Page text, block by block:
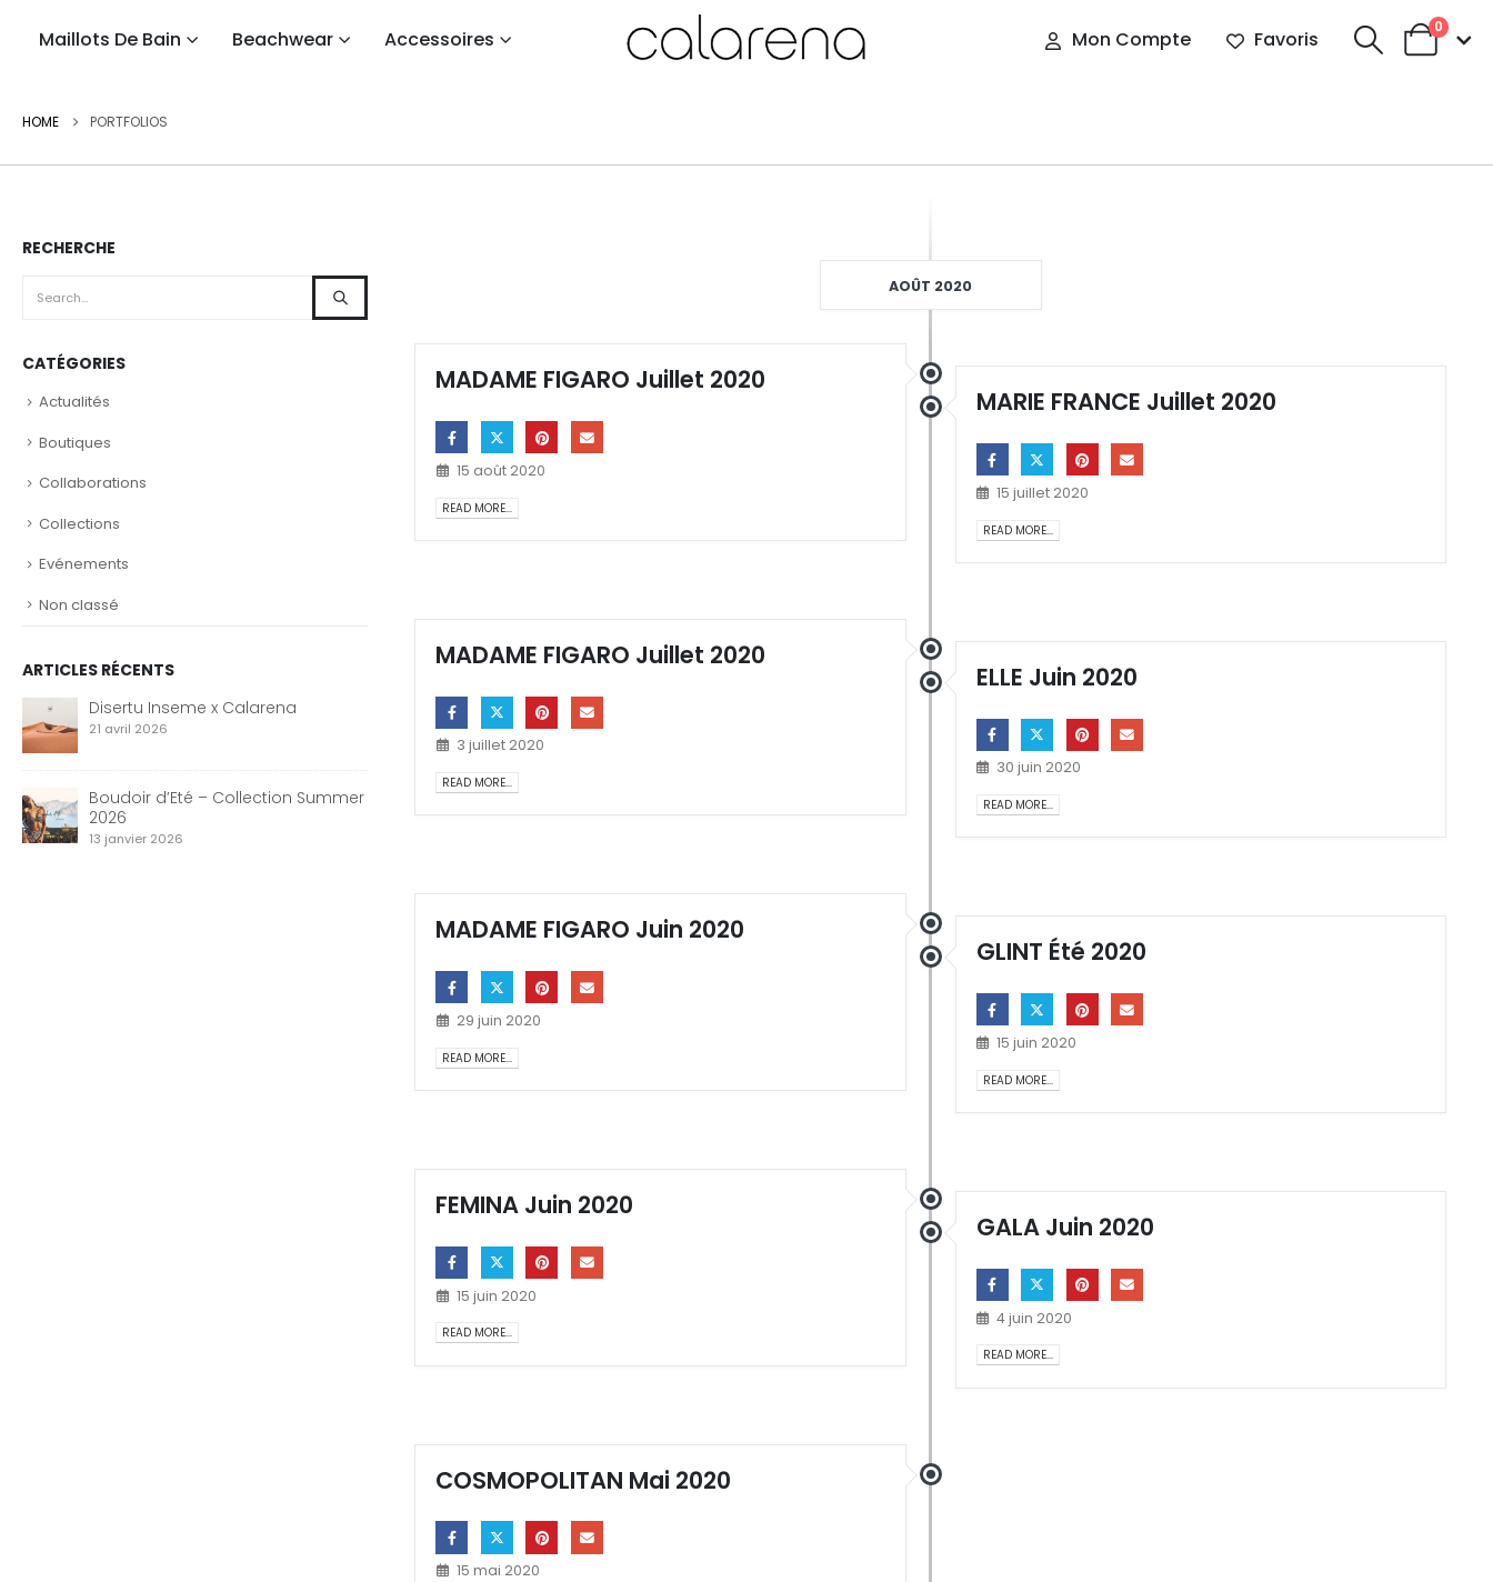
Maillots De Bain Beachwear Accessoires Mon Compte Favoris 0
HOME PORTFOLIOS
AOÛT 2020
MADAME FIGARO Juillet 2020
15 août 2020
READ MORE...
MARIE FRANCE Juillet 2020
15 juillet 2020
READ MORE...
MADAME FIGARO Juillet 2020
3 juillet 2020
READ MORE...
ELLE Juin 2020
30 juin 2020
READ MORE...
MADAME FIGARO Juin 2020
29 juin 2020
READ MORE...
GLINT Été 2020
15 juin 2020
READ MORE...
FEMINA Juin 2020
15 juin 2020
READ MORE...
GALA Juin 2020
4 juin 2020
READ MORE...
COSMOPOLITAN Mai 2020
15 mai 2020
RECHERCHE
CATÉGORIES
Actualités
Boutiques
Collaborations
Collections
Evénements
Non classé
ARTICLES RÉCENTS
Disertu Inseme x Calarena
21 avril 2026
Boudoir d’Eté – Collection Summer
2026
13 janvier 2026